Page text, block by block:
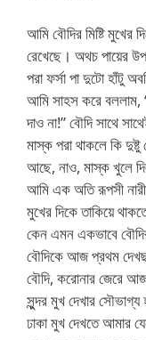
আমি বৌদির মিষ্টি মুখের
রেখেছে। অথচ পায়ের
পরা ফর্সা পা দুটো হাঁটু
আমি সাহস করে
দাও না!” বৌদি সাথে
মাস্ক পরা থাকলে কি দুষ্টু
আছে, নাও, মাস্ক খুলে
আমি এক অতি রূপসী
মুখের দিকে তাকিয়ে
কেন এমন একভাবে
বৌদিকে আজ প্রথম দেখছ
বৌদি, করোনার জেরে
সু্ন্দর মুখ দেখার
ঢাকা মুখ দেখতে আমার